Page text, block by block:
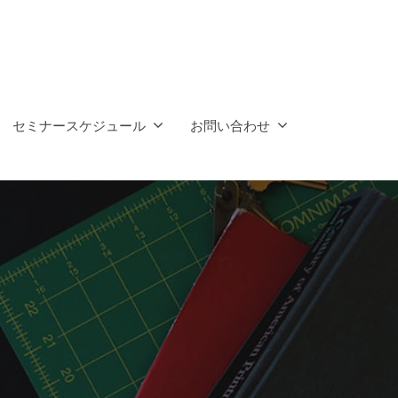
セミナースケジュール お問い合わせ